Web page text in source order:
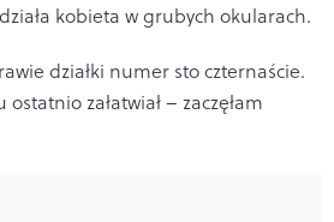
kobieta w grubych okularach.
działki numer sto czternaście.
załatwiał – zaczęłam